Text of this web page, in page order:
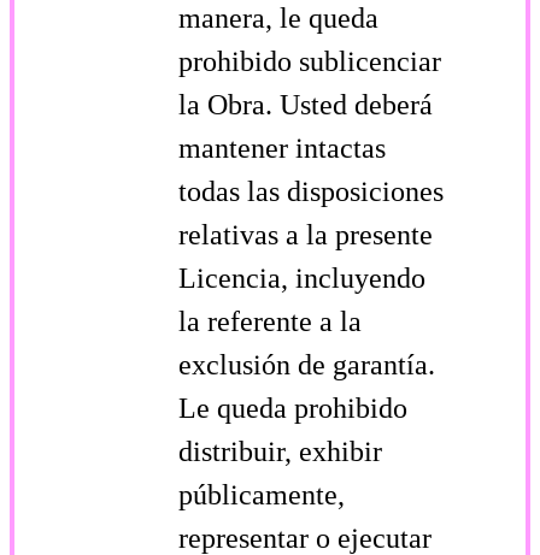
manera, le queda
prohibido sublicenciar
la Obra. Usted deberá
mantener intactas
todas las disposiciones
relativas a la presente
Licencia, incluyendo
la referente a la
exclusión de garantía.
Le queda prohibido
distribuir, exhibir
públicamente,
representar o ejecutar